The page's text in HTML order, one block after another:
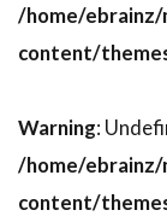
トッド・
トニ・コ
トニー・
トニー・
/home/ebrainz/
content/
Warning:
/home/ebrainz/
content/